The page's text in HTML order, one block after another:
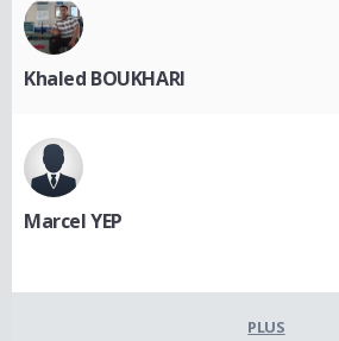
Khaled BOUKHARI
Marcel YEP
PLUS